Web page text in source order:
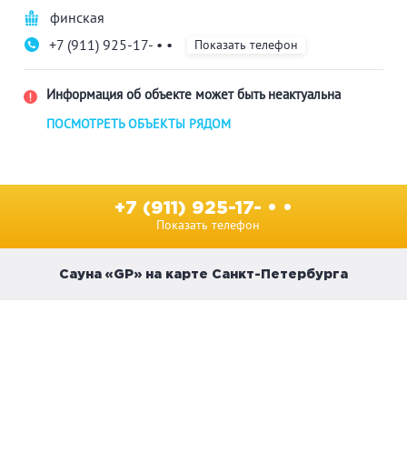
финская
+7 (911) 925-17- • •
Показать телефон
Информация об объекте может быть неактуальна
ПОСМОТРЕТЬ ОБЪЕКТЫ РЯДОМ
+7 (911) 925-17- • •
Показать телефон
Сауна «GP» на карте Санкт-Петербурга